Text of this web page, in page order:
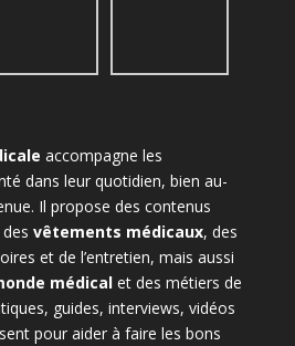
accompagne les
dans leur quotidien, bien au-
Il propose des contenus
vêtements médicaux, des
et de l’entretien, mais aussi
médicalet des métiers de
guides, interviews, vidéos
pour aider à faire les bons